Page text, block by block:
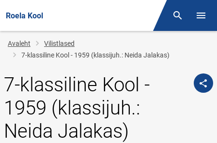
Roela Kool Otsing
Jälglink
Avaleht
Vilistlased
7-klassiline Kool - 1959 (klassijuh.: Neida Jalakas)
7-klassiline Kool -
1959 (klassijuh.:
Neida Jalakas)